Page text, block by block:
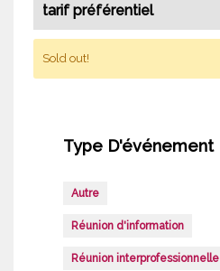
tarif préférentiel
Sold out!
Type D'événement
Autre
Réunion d'information
Réunion interprofessionnelle